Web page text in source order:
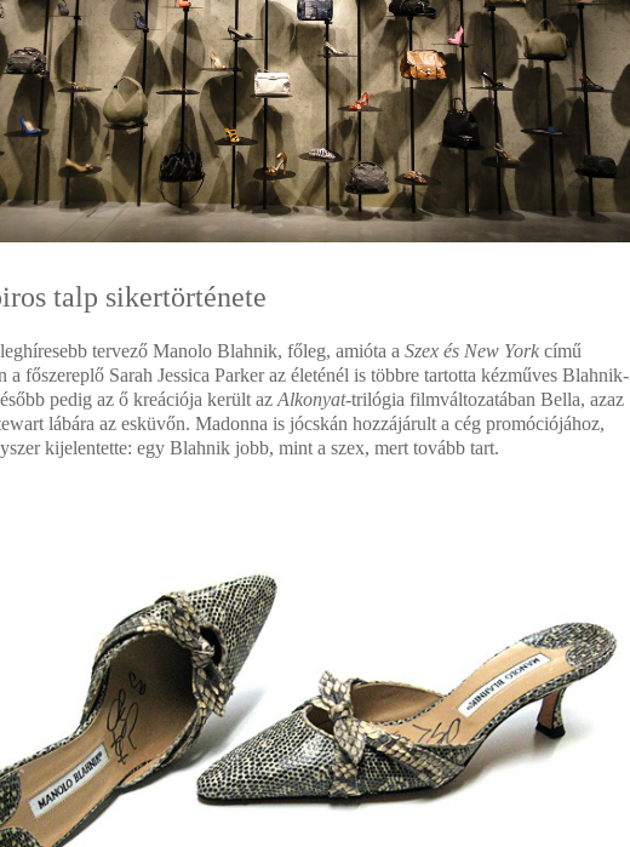
talp sikertörténete
tervező Manolo Blahnik, főleg, amióta a Szex és New York című
a főszereplő Sarah Jessica Parker az életénél is többre tartotta kézműves Blahnik-
pedig az ő kreációja került az Alkonyat-trilógia filmváltozatában Bella, azaz
lábára az esküvőn. Madonna is jócskán hozzájárult a cég promóciójához,
kijelentette: egy Blahnik jobb, mint a szex, mert tovább tart.